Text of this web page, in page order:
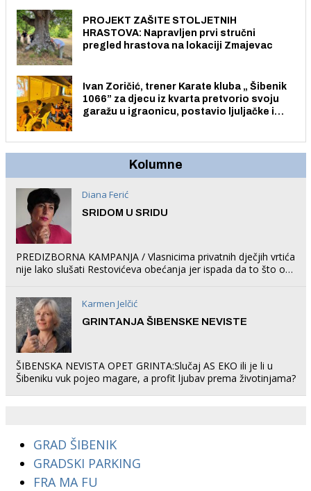
PROJEKT ZAŠITE STOLJETNIH
HRASTOVA: Napravljen prvi stručni
pregled hrastova na lokaciji Zmajevac
Ivan Zoričić, trener Karate kluba „ Šibenik
1066” za djecu iz kvarta pretvorio svoju
garažu u igraonicu, postavio ljuljačke i
Kolumne
Diana Ferić
SRIDOM U SRIDU
PREDIZBORNA KAMPANJA / Vlasnicima privatnih dječjih vrtića
nije lako slušati Restovićeva obećanja jer ispada da to što oni
Karmen Jelčić
GRINTANJA ŠIBENSKE NEVISTE
ŠIBENSKA NEVISTA OPET GRINTA:Slučaj AS EKO ili je li u
Šibeniku vuk pojeo magare, a profit ljubav prema životinjama?
GRAD ŠIBENIK
GRADSKI PARKING
FRA MA FU